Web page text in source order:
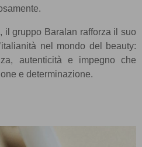
il gruppo Baralan rafforza il suo
nel mondo del beauty:
autenticità e impegno che
e determinazione.